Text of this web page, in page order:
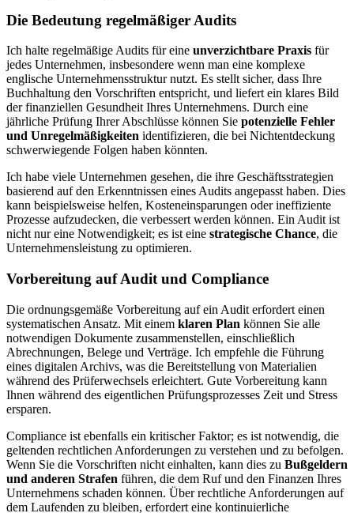
Die Bedeutung regelmäßiger Audits
Ich halte regelmäßige Audits für eine unverzichtbare Praxis für
jedes Unternehmen, insbesondere wenn man eine komplexe
englische Unternehmensstruktur nutzt. Es stellt sicher, dass Ihre
Buchhaltung den Vorschriften entspricht, und liefert ein klares Bild
der finanziellen Gesundheit Ihres Unternehmens. Durch eine
jährliche Prüfung Ihrer Abschlüsse können Sie potenzielle Fehler
und Unregelmäßigkeiten identifizieren, die bei Nichtentdeckung
schwerwiegende Folgen haben könnten.
Ich habe viele Unternehmen gesehen, die ihre Geschäftsstrategien
basierend auf den Erkenntnissen eines Audits angepasst haben. Dies
kann beispielsweise helfen, Kosteneinsparungen oder ineffiziente
Prozesse aufzudecken, die verbessert werden können. Ein Audit ist
nicht nur eine Notwendigkeit; es ist eine strategische Chance, die
Unternehmensleistung zu optimieren.
Vorbereitung auf Audit und Compliance
Die ordnungsgemäße Vorbereitung auf ein Audit erfordert einen
systematischen Ansatz. Mit einem klaren Plan können Sie alle
notwendigen Dokumente zusammenstellen, einschließlich
Abrechnungen, Belege und Verträge. Ich empfehle die Führung
eines digitalen Archivs, was die Bereitstellung von Materialien
während des Prüferwechsels erleichtert. Gute Vorbereitung kann
Ihnen während des eigentlichen Prüfungsprozesses Zeit und Stress
ersparen.
Compliance ist ebenfalls ein kritischer Faktor; es ist notwendig, die
geltenden rechtlichen Anforderungen zu verstehen und zu befolgen.
Wenn Sie die Vorschriften nicht einhalten, kann dies zu Bußgeldern
und anderen Strafen führen, die dem Ruf und den Finanzen Ihres
Unternehmens schaden können. Über rechtliche Anforderungen auf
dem Laufenden zu bleiben, erfordert eine kontinuierliche